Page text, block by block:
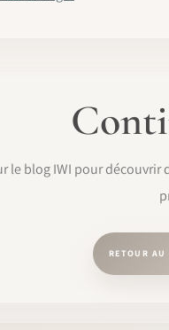
le blog IWI pour découvrir
RETOUR AU